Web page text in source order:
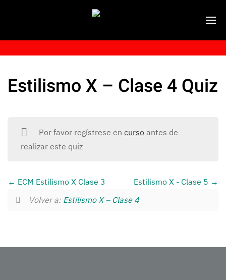
Estilismo X – Clase 4 Quiz
Por favor regístrese en cursoantes de
realizar este quiz
ECM Estilismo X Clase 3
Estilismo X - Clase 5
Volver a: Estilismo X – Clase 4